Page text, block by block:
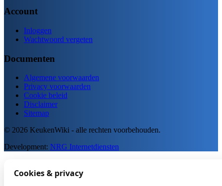
Account
Inloggen
Wachtwoord vergeten
Documenten
Algemene voorwaarden
Privacy voorwaarden
Cookie beleid
Disclaimer
Sitemap
© 2026 KeukenWiki - alle rechten voorbehouden.
Development: NRG Internetdiensten
Cookies & privacy